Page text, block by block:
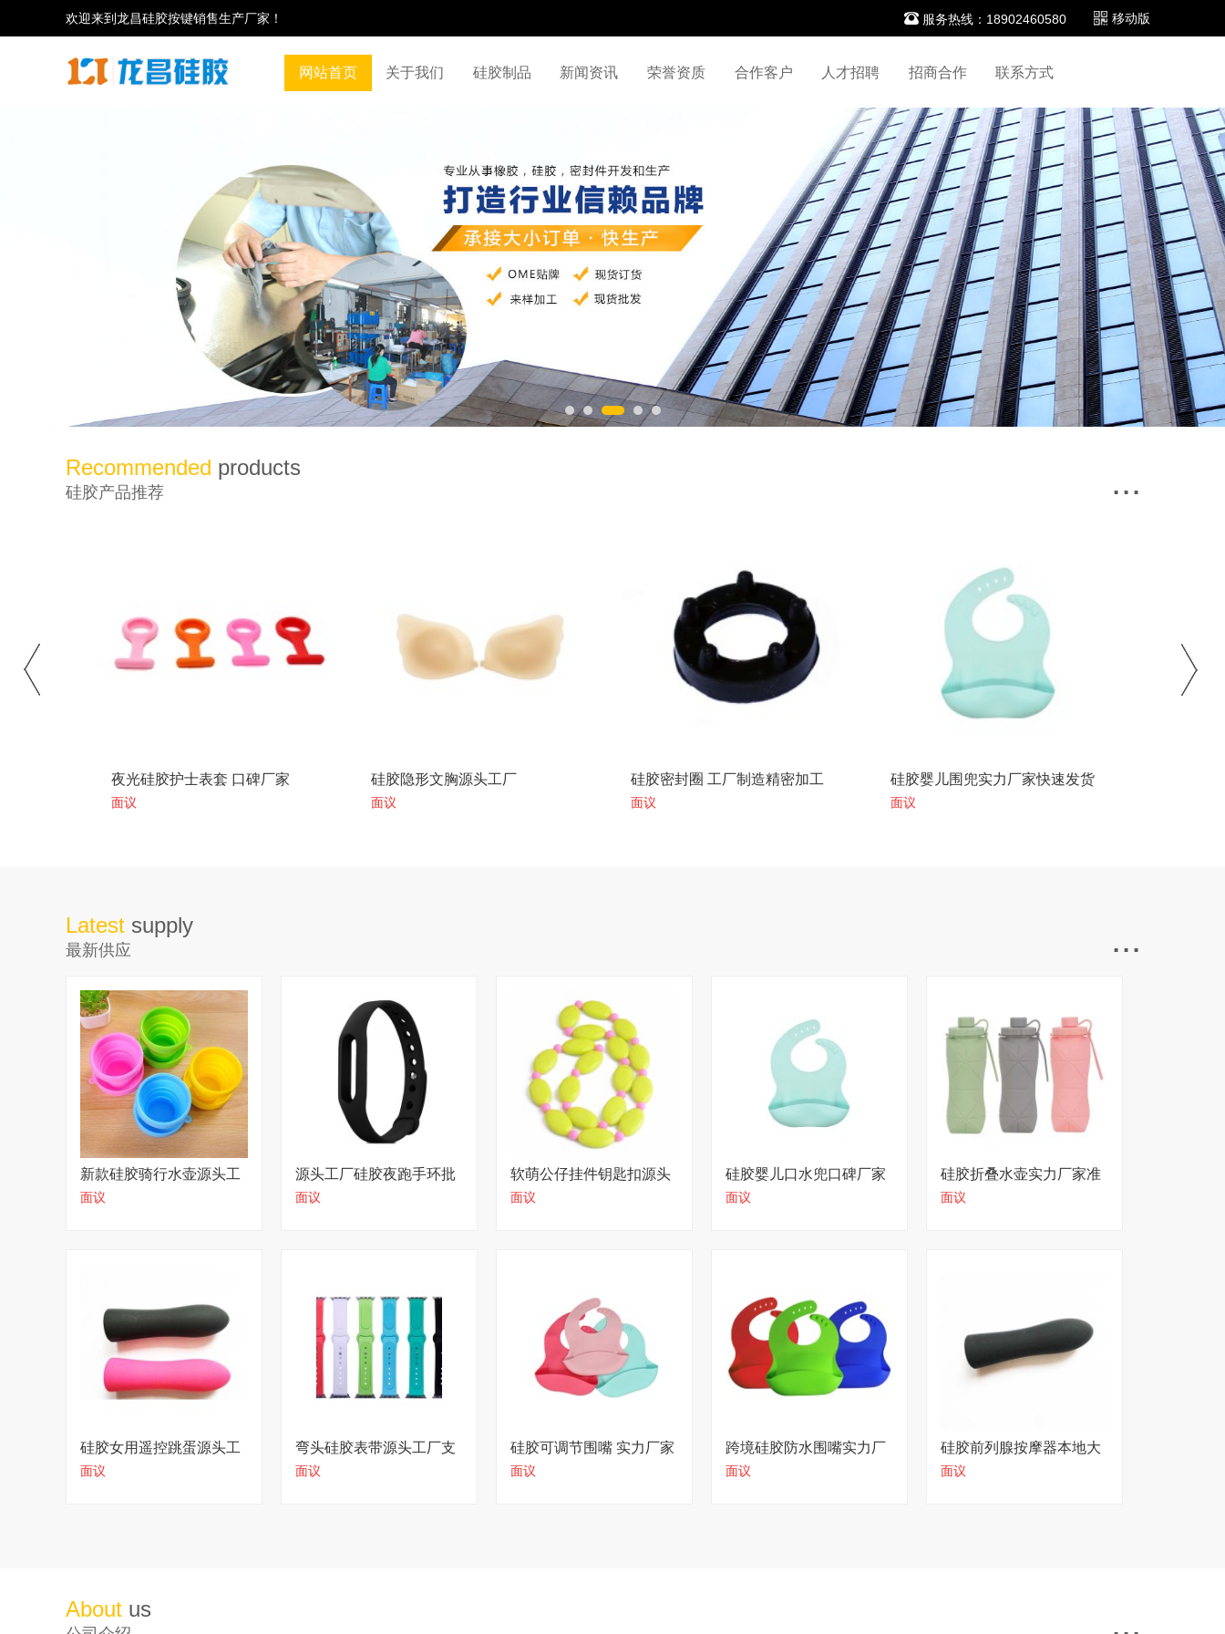
欢迎来到龙昌硅胶按键销售生产厂家！  服务热线：18902460580 移动版
网站首页 关于我们 硅胶制品 新闻资讯 荣誉资质 合作客户 人才招聘 招商合作 联系方式
Recommended products
硅胶产品推荐 ...
夜光硅胶护士表套 口碑厂家
面议
硅胶隐形文胸源头工厂
面议
硅胶密封圈 工厂制造精密加工
面议
硅胶婴儿围兜实力厂家快速发货
面议
Latest supply
最新供应 ...
新款硅胶骑行水壶源头工
厂
面议
源头工厂硅胶夜跑手环批
发价
面议
软萌公仔挂件钥匙扣源头
工厂
面议
硅胶婴儿口水兜口碑厂家
用料实在
面议
硅胶折叠水壶实力厂家准
时交货
面议
硅胶女用遥控跳蛋源头工
厂明码标价
面议
弯头硅胶表带源头工厂支
持定制
面议
硅胶可调节围嘴 实力厂家
快速生产
面议
跨境硅胶防水围嘴实力厂
家
面议
硅胶前列腺按摩器本地大
厂
面议
About us ...